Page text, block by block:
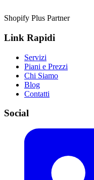
Shopify Plus Partner
Link Rapidi
Servizi
Piani e Prezzi
Chi Siamo
Blog
Contatti
Social